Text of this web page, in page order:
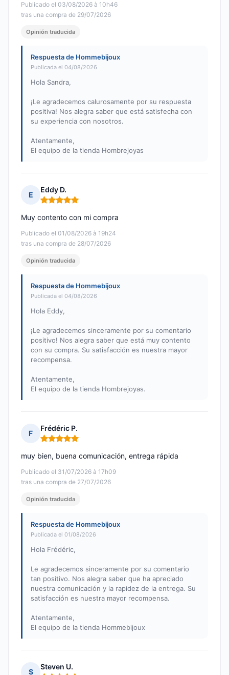
Publicado el 03/08/2026 à 10h46
tras una compra de 29/07/2026
Opinión traducida
Respuesta de Hommebijoux
Publicada el 04/08/2026
Hola Sandra,
¡Le agradecemos calurosamente por su respuesta
positiva! Nos alegra saber que está satisfecha con
su experiencia con nosotros.
Atentamente,
El equipo de la tienda Hombrejoyas
E
Eddy D.
Nota: 5 de 5
Publicado el 01/08/2026 à 19h24
tras una compra de 28/07/2026
Muy contento con mi compra
Opinión traducida
Respuesta de Hommebijoux
Publicada el 04/08/2026
Hola Eddy,
¡Le agradecemos sinceramente por su comentario
positivo! Nos alegra saber que está muy contento
con su compra. Su satisfacción es nuestra mayor
recompensa.
Atentamente,
El equipo de la tienda Hombrejoyas.
F
Frédéric P.
Nota: 5 de 5
Publicado el 31/07/2026 à 17h09
tras una compra de 27/07/2026
muy bien, buena comunicación, entrega rápida
Opinión traducida
Respuesta de Hommebijoux
Publicada el 01/08/2026
Hola Frédéric,
Le agradecemos sinceramente por su comentario
tan positivo. Nos alegra saber que ha apreciado
nuestra comunicación y la rapidez de la entrega. Su
satisfacción es nuestra mayor recompensa.
Atentamente,
El equipo de la tienda Hommebijoux
S
Steven U.